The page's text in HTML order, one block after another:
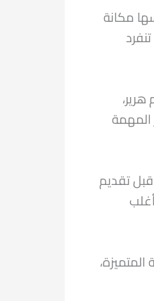
مكانة
المهمة
تقديم